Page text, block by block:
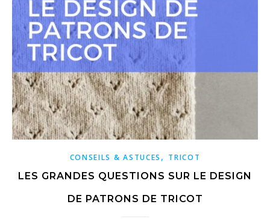
CONSEILS & ASTUCES , TRICOT
LES GRANDES QUESTIONS SUR LE DESIGN
DE PATRONS DE TRICOT